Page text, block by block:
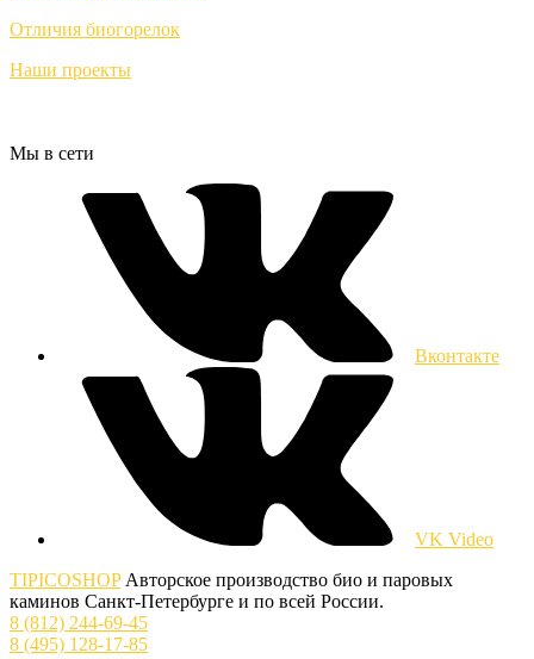
Отличия биогорелок
Наши проекты
Мы в сети
Вконтакте
VK Video
TIPICOSHOPАвторское производство био и паровых
каминов Санкт-Петербурге и по всей России.
8 (812) 244-69-45
8 (495) 128-17-85